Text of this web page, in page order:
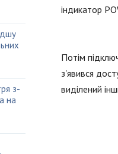
індикатор
Потім
з'явився
виділений
з-
на